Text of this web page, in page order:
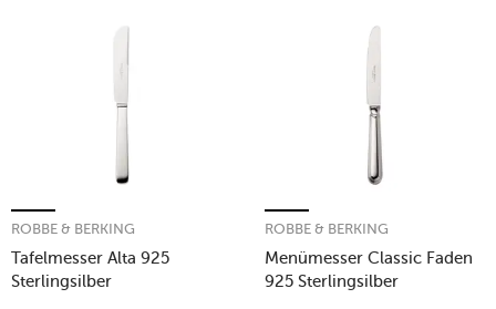
Tafelmesser Alta 925
Sterlingsilber
ROBBE & BERKING
Menümesser Classic Faden
925 Sterlingsilber
ROBBE & BERKING